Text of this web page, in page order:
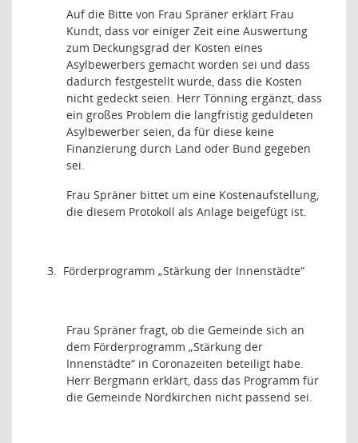
Auf die Bitte von Frau Spräner erklärt Frau
Kundt, dass vor einiger Zeit eine Auswertung
zum Deckungsgrad der Kosten eines
Asylbewerbers gemacht worden sei und dass
dadurch festgestellt wurde, dass die Kosten
nicht gedeckt seien. Herr Tönning ergänzt, dass
ein großes Problem die langfristig geduldeten
Asylbewerber seien, da für diese keine
Finanzierung durch Land oder Bund gegeben
sei.
Frau Spräner bittet um eine Kostenaufstellung,
die diesem Protokoll als Anlage beigefügt ist.
3. Förderprogramm „Stärkung der Innenstädte“
Frau Spräner fragt, ob die Gemeinde sich an
dem Förderprogramm „Stärkung der
Innenstädte“ in Coronazeiten beteiligt habe.
Herr Bergmann erklärt, dass das Programm für
die Gemeinde Nordkirchen nicht passend sei.